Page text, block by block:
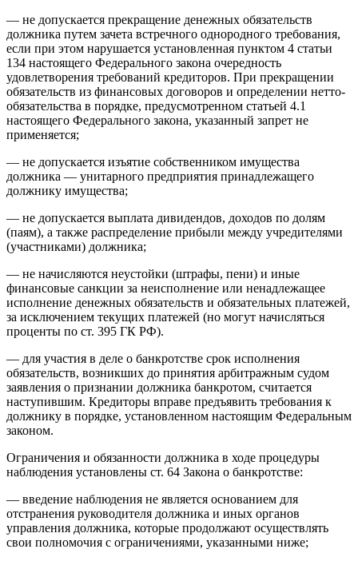
— не допускается прекращение денежных обязательств
должника путем зачета встречного однородного требования,
если при этом нарушается установленная пунктом 4 статьи
134 настоящего Федерального закона очередность
удовлетворения требований кредиторов. При прекращении
обязательств из финансовых договоров и определении нетто-
обязательства в порядке, предусмотренном статьей 4.1
настоящего Федерального закона, указанный запрет не
применяется;
— не допускается изъятие собственником имущества
должника — унитарного предприятия принадлежащего
должнику имущества;
— не допускается выплата дивидендов, доходов по долям
(паям), а также распределение прибыли между учредителями
(участниками) должника;
— не начисляются неустойки (штрафы, пени) и иные
финансовые санкции за неисполнение или ненадлежащее
исполнение денежных обязательств и обязательных платежей,
за исключением текущих платежей (но могут начисляться
проценты по ст. 395 ГК РФ).
— для участия в деле о банкротстве срок исполнения
обязательств, возникших до принятия арбитражным судом
заявления о признании должника банкротом, считается
наступившим. Кредиторы вправе предъявить требования к
должнику в порядке, установленном настоящим Федеральным
законом.
Ограничения и обязанности должника в ходе процедуры
наблюдения установлены ст. 64 Закона о банкротстве:
— введение наблюдения не является основанием для
отстранения руководителя должника и иных органов
управления должника, которые продолжают осуществлять
свои полномочия с ограничениями, указанными ниже;